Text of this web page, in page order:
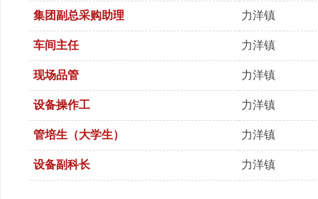
集团副总采购助理 力洋镇
车间主任 力洋镇
现场品管 力洋镇
设备操作工 力洋镇
管培生（大学生） 力洋镇
设备副科长 力洋镇